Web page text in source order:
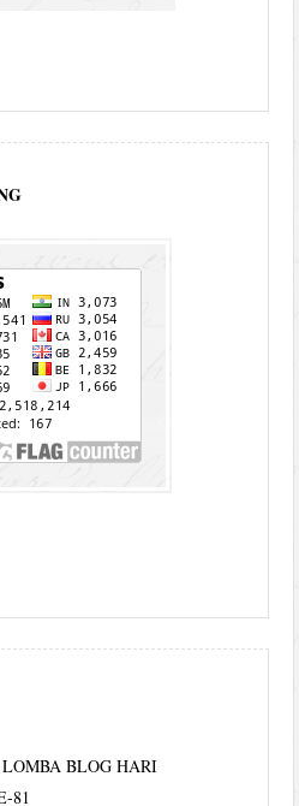
BLOG HARI
81